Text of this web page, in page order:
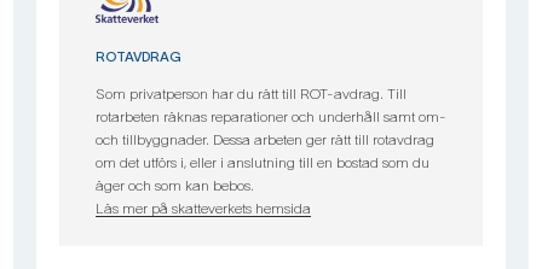
ROTAVDRAG
Som privatperson har du rätt till ROT-avdrag. Till
rotarbeten räknas reparationer och underhåll samt om-
och tillbyggnader. Dessa arbeten ger rätt till rotavdrag
om det utförs i, eller i anslutning till en bostad som du
äger och som kan bebos.
Läs mer på skatteverkets hemsida